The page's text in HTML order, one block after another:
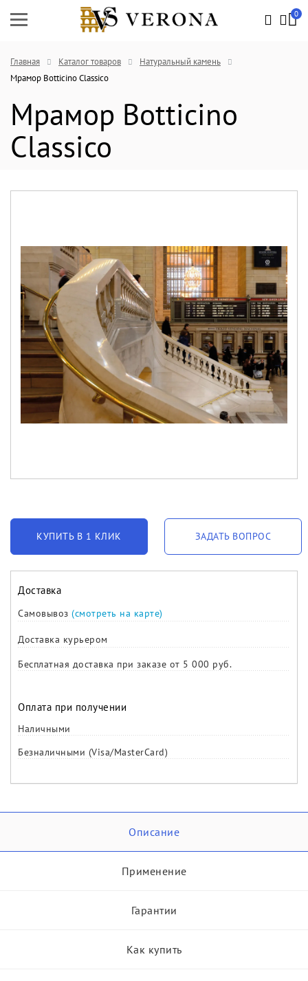
0
Главная Каталог товаров
Натуральный камень
Мрамор Botticino Classico
Мрамор Botticino
Classico
КУПИТЬ В 1 КЛИК ЗАДАТЬ ВОПРОС
Доставка
Самовывоз (смотреть на карте)
Доставка курьером
Бесплатная доставка при заказе от 5 000 руб.
Оплата при получении
Наличными
Безналичными (Visa/MasterCard)
Описание
Применение
Гарантии
Как купить